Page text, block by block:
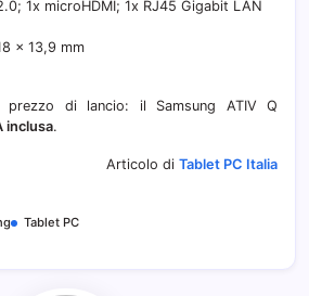
1x microHDMI; 1x RJ45 Gigabit LAN
x 13,9 mm
prezzo di lancio: il Samsung ATIV Q
inclusa.
Articolo di Tablet PC Italia
Tablet PC